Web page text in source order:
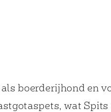
boerderijhond en
wat Spits